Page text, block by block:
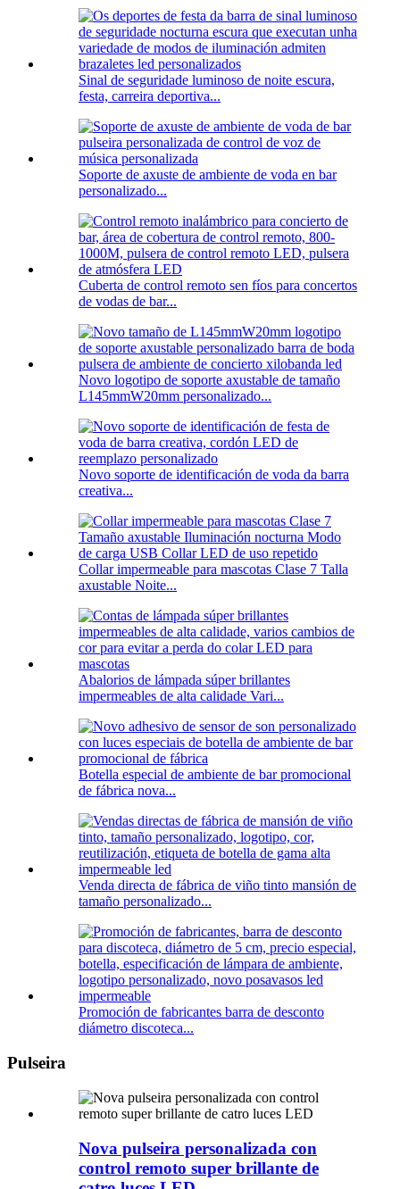
Sinal de seguridade luminoso de noite escura,
festa, carreira deportiva...
Soporte de axuste de ambiente de voda en bar
personalizado...
Cuberta de control remoto sen fíos para concertos
de vodas de bar...
Novo logotipo de soporte axustable de tamaño
L145mmW20mm personalizado...
Novo soporte de identificación de voda da barra
creativa...
Collar impermeable para mascotas Clase 7 Talla
axustable Noite...
Abalorios de lámpada súper brillantes
impermeables de alta calidade Vari...
Botella especial de ambiente de bar promocional
de fábrica nova...
Venda directa de fábrica de viño tinto mansión de
tamaño personalizado...
Promoción de fabricantes barra de desconto
diámetro discoteca...
Pulseira
Nova pulseira personalizada con
control remoto super brillante de